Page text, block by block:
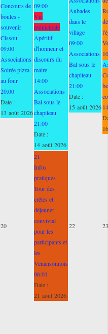
Concours de
boules -
souvenir
Cissou
09:00
Associations
Soirée pizza
au four
20:00
Date :
13 août 2026
09:00
Vie
municipale
Apéritif
d'honneur et
discours du
maire
14:00
Associations
Bal sous le
chapiteau
21:00
Date :
14 août 2026
Aubades
dans le
village
09:00
Associations
Bal sous le
chapiteau
21:00
Date :
15 août 2026
20
21
Infos
pratiques
Tour des
crêtes et
déjeuner
convivial
pour les
participants et
les
Venansonnois
06:01
Date :
21 août 2026
22